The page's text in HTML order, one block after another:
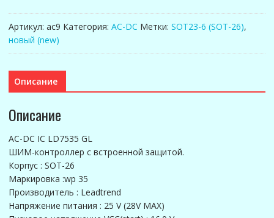
IC
LD7535
Артикул: ac9 Категория: AC-DC Метки: SOT23-6 (SOT-26),
новый (new)
Описание
Описание
AC-DC IC LD7535 GL
ШИМ-контроллер с встроенной защитой.
Корпус : SOT-26
Маркировка :wp 35
Производитель : Leadtrend
Напряжение питания : 25 V (28V MAX)